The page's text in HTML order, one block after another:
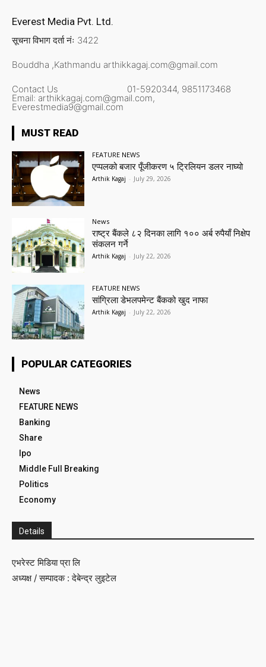
Everest Media Pvt. Ltd.
सूचना विभाग दर्ता नंः 3422
Bouddha ,Kathmandu arthikkagaj.com@gmail.com
Contact Us 01-5920344, 9851173468
Email: arthikkagaj.com@gmail.com,
Everestmedia9@gmail.com
MUST READ
FEATURE NEWS
एप्पलको बजार पूँजीकरण ५ ट्रिलियन डलर नाघ्यो
Arthik Kagaj - July 29, 2026
News
राष्ट्र बैंकले ८२ दिनका लागि १०० अर्ब रुपैयाँ निक्षेप
संकलन गर्ने
Arthik Kagaj - July 22, 2026
FEATURE NEWS
सांग्रिला डेभलपमेन्ट बैंकको खुद नाफा
Arthik Kagaj - July 22, 2026
POPULAR CATEGORIES
News
FEATURE NEWS
Banking
Share
Ipo
Middle Full Breaking
Politics
Economy
Details
एभरेस्ट मिडिया प्रा लि
अध्यक्ष / सम्पादक : देबेन्द्र लुइटेल